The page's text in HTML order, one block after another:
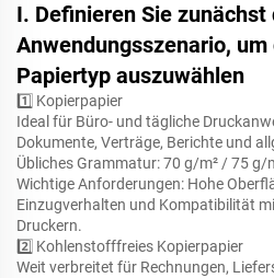
I. Definieren Sie zunächst
Anwendungsszenario,
Papiertyp auszuwählen
1️⃣ Kopierpapier
Ideal für Büro- und tägliche
Dokumente, Verträge, Berichte und
Übliches Grammatur: 70 g/m² / 75 g/
Wichtige Anforderungen: Hohe
Einzugverhalten und Kompatibilität
Druckern.
2️⃣ Kohlenstofffreies Kopierpapier
Weit verbreitet für Rechnungen,